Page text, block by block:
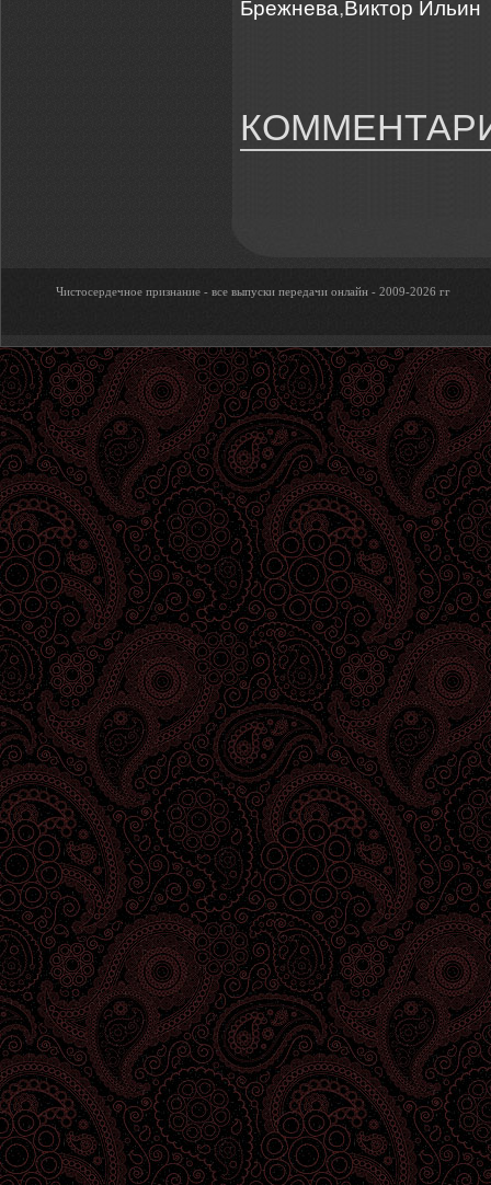
Брежнева,Виктор Ильин
Чистосердечное признание - все выпуски передачи онлайн - 2009-2026 гг